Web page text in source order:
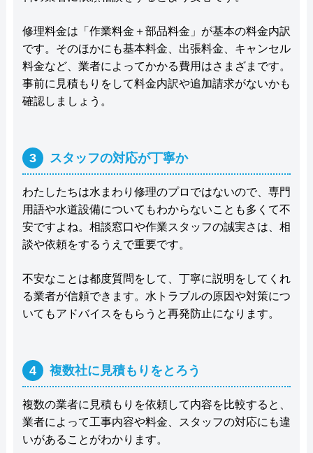
修理料金は「作業料金＋部品料金」が基本の料金内訳
です。そのほかにも基本料金、出張料金、キャンセル
料金など、業者によってかかる費用はさまざまです。
事前に見積もりをして料金内訳や追加請求がないかも
確認しましょう。
3 スタッフの対応が丁寧か
わたしたちは水まわり修理のプロではないので、専門
用語や水道設備についてもわからないことも多くて不
安ですよね。相談窓口や作業スタッフの誠実さは、相
談や依頼をするうえで重要です。
不安なことは都度質問をして、丁寧に説明をしてくれ
る業者が信頼できます。水トラブルの原因や対策につ
いてもアドバイスをもらうと再発防止になります。
4 複数社に見積もりをとろう
複数の業者に見積もりを依頼して内容を比較すると、
業者によって工事内容や料金、スタッフの対応にも違
いがあることがわかります。